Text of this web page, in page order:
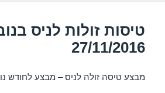
טיסות זולות לניס
27/11/2016
מבצע טיסה זולה לניס – מבצע לחודש